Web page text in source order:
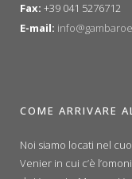
Fax: +39 041 5276712
E-mail:
COME ARRIVARE
Noi siamo locati nel
Venier in cui c’è